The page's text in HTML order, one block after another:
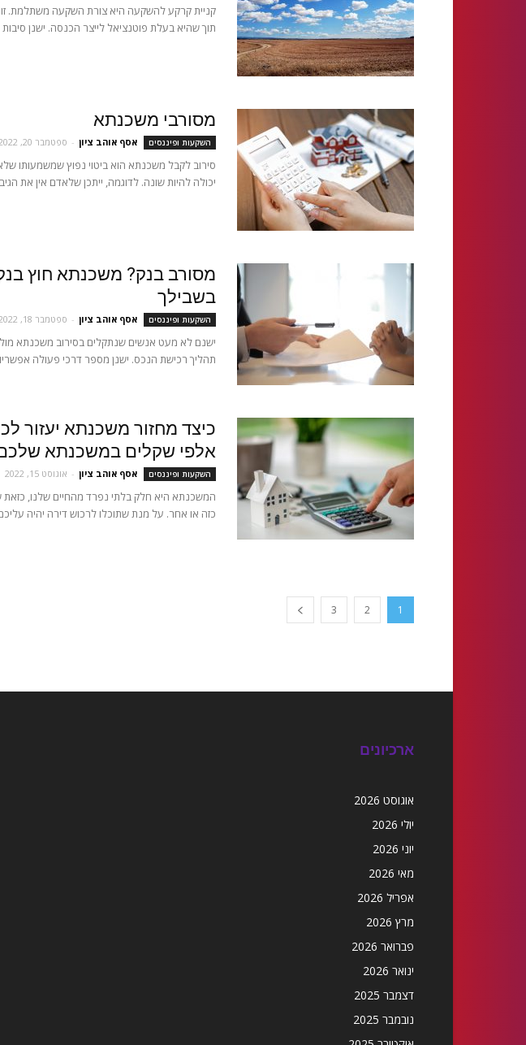
קניית קרקע להשקעה היא צורת השקעה משתלמת.
תוך שהיא בעלת פוטנציאל לייצר הכנסה. ישנן
מסורבי משכנתא
השקעות ופיננסים אסף אוהב ציון - ספטמבר 20, 2022
סירוב לקבל משכנתא הוא ביטוי נפוץ שמשמעותו
יכולה להיות שונה. לדוגמה, ייתכן שלאדם אין את
מסורב בנק? משכנתא חוץ
בשבילך
השקעות ופיננסים אסף אוהב ציון - ספטמבר 18, 2022
ישנם לא מעט אנשים שנתקלים בסירוב משכנתא
תהליך רכישת הנכס. ישנן מספר דרכי פעולה
כיצד מחזור משכנתא יעזור
אלפי שקלים במשכנתא
השקעות ופיננסים אסף אוהב ציון - אוגוסט 15, 2022
המשכנתא היא חלק בלתי נפרד מהחיים שלנו,
כזה או אחר. על מנת שתוכלו לרכוש דירה יהיה
1
2
3
ארכיונים
אוגוסט 2026
יולי 2026
יוני 2026
מאי 2026
אפריל 2026
מרץ 2026
פברואר 2026
ינואר 2026
דצמבר 2025
נובמבר 2025